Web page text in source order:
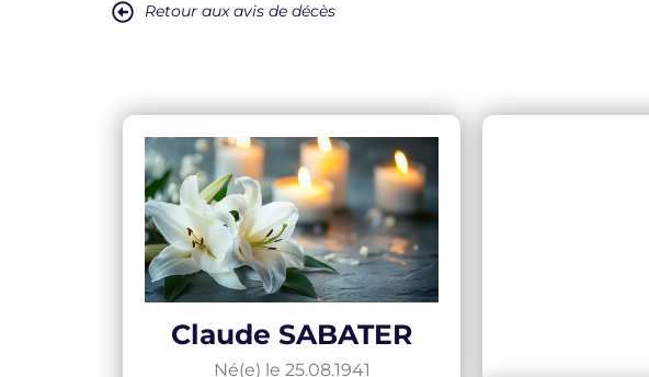
Retour aux avis de décès
Claude SABATER
Né(e) le 25.08.1941